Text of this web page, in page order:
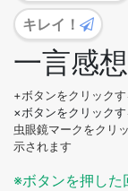
キレイ！
一言感
+ボタンをクリック
×ボタンをクリック
虫眼鏡マークをクリ
示されます
※ボタンを押した